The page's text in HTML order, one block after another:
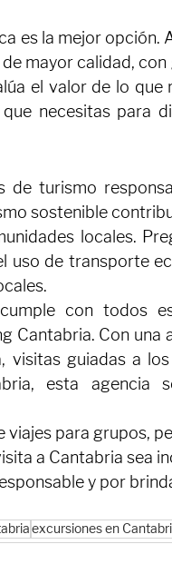
es la mejor opción.
mayor calidad,
el valor de lo que
necesitas para
de turismo
sostenible
locales.
uso de transporte
con todos
Cantabria. Con una
visitas guiadas a
esta agencia
viajes para grupos,
a Cantabria sea
y por
excursiones en